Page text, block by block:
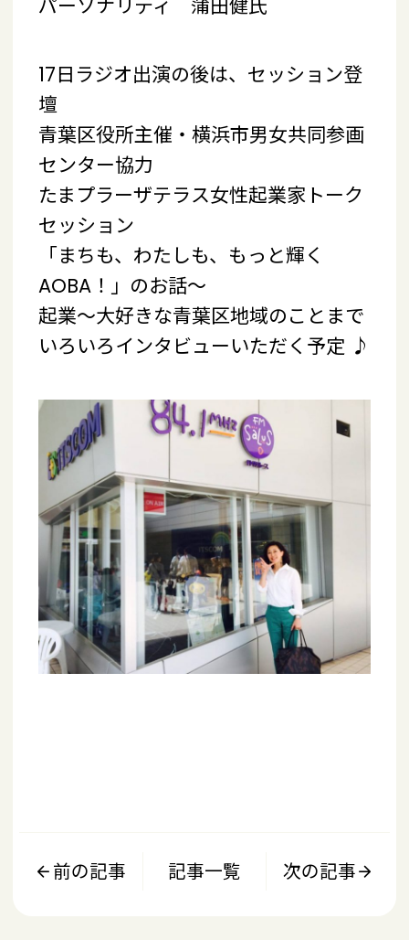
パーソナリティ 蒲田健氏
17日ラジオ出演の後は、セッション登
壇
青葉区役所主催・横浜市男女共同参画
センター協力
たまプラーザテラス女性起業家トーク
セッション
「まちも、わたしも、もっと輝く
AOBA！」のお話～
起業～大好きな青葉区地域のことまで
いろいろインタビューいただく予定 ♪
前の記事 記事一覧 次の記事